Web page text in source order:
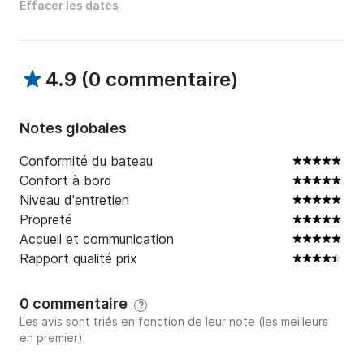
Horaires de location :
Mâtinée : 9h / 12h
Journée : 9h30 / 18h
Effacer les dates
4.9 (0 commentaire)
Notes globales
Conformité du bateau
Confort à bord
Niveau d'entretien
Propreté
Accueil et communication
Rapport qualité prix
0 commentaire ?
Les avis sont triés en fonction de leur note (les meilleurs
en premier)